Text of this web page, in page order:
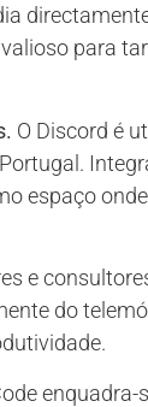
para
O Discord é
espaço
e
do